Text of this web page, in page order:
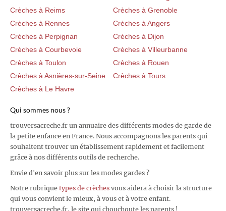
Crèches à Reims
Crèches à Grenoble
Crèches à Rennes
Crèches à Angers
Crèches à Perpignan
Crèches à Dijon
Crèches à Courbevoie
Crèches à Villeurbanne
Crèches à Toulon
Crèches à Rouen
Crèches à Asnières-sur-Seine
Crèches à Tours
Crèches à Le Havre
Qui sommes nous ?
trouversacreche.fr un annuaire des différents modes de garde de
la petite enfance en France. Nous accompagnons les parents qui
souhaitent trouver un établissement rapidement et facilement
grâce à nos différents outils de recherche.
Envie d'en savoir plus sur les modes gardes ?
Notre rubrique types de crèches vous aidera à choisir la structure
qui vous convient le mieux, à vous et à votre enfant.
trouversacreche.fr, le site qui chouchoute les parents !